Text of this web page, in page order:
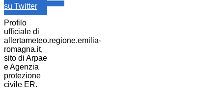
su Twitter
Profilo
ufficiale di
allertameteo.regione.emilia-
romagna.it,
sito di Arpae
e Agenzia
protezione
civile ER.